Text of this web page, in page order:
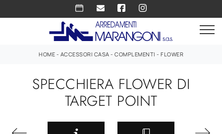
HOME - ACCESSORI CASA - COMPLEMENTI - FLOWER
SPECCHIERA FLOWER DI
TARGET POINT